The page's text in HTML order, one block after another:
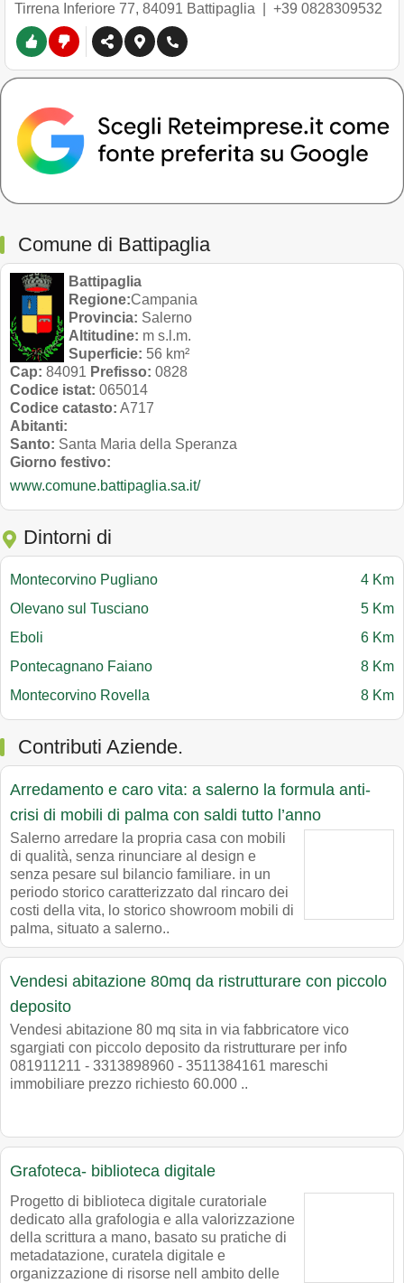
Tirrena Inferiore 77, 84091 Battipaglia +39 0828309532
Comune di Battipaglia
Battipaglia
Regione:Campania
Provincia: Salerno
Altitudine: m s.l.m.
Superficie: 56 km²
Cap: 84091 Prefisso: 0828
Codice istat: 065014
Codice catasto: A717
Abitanti:
Santo: Santa Maria della Speranza
Giorno festivo:
www.comune.battipaglia.sa.it/
Dintorni di
Montecorvino Pugliano
4 Km
Olevano sul Tusciano
5 Km
Eboli
6 Km
Pontecagnano Faiano
8 Km
Montecorvino Rovella
8 Km
Contributi Aziende.
Arredamento e caro vita: a salerno la formula anti-
crisi di mobili di palma con saldi tutto l’anno
Salerno arredare la propria casa con mobili
di qualità, senza rinunciare al design e
senza pesare sul bilancio familiare. in un
periodo storico caratterizzato dal rincaro dei
costi della vita, lo storico showroom mobili di
palma, situato a salerno..
Vendesi abitazione 80mq da ristrutturare con piccolo
deposito
Vendesi abitazione 80 mq sita in via fabbricatore vico
sgargiati con piccolo deposito da ristrutturare per info
081911211 - 3313898960 - 3511384161 mareschi
immobiliare prezzo richiesto 60.000 ..
Grafoteca- biblioteca digitale
Progetto di biblioteca digitale curatoriale
dedicato alla grafologia e alla valorizzazione
della scrittura a mano, basato su pratiche di
metadatazione, curatela digitale e
organizzazione di risorse nell ambito delle